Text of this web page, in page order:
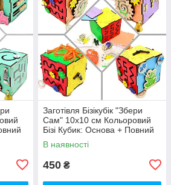
Заготівля Бізікубік "Збери
Сам" 10х10 см Кольоровий
Бізі Кубик: Основа + Повний
Комплект (в Розібраному
Виді) Кубік Бізи, Різнокол
В наявності
450 ₴